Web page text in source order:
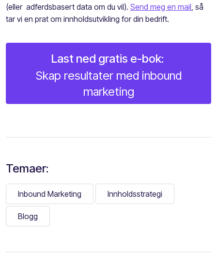
(eller adferdsbasert data om du vil). Send meg en mail , så
tar vi en prat om innholdsutvikling for din bedrift.
Last ned gratis e-bok:
Skap resultater med inbound
marketing
Temaer:
Inbound Marketing Innholdsstrategi
Blogg